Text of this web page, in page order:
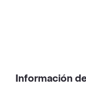
Información